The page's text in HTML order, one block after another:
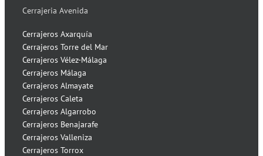
Cerrajeria Avenida
Cerrajeros Axarquía
Cerrajeros Torre del Mar
Cerrajeros Vélez-Málaga
Cerrajeros Málaga
Cerrajeros Almayate
Cerrajeros Caleta
Cerrajeros Algarrobo
Cerrajeros Benajarafe
Cerrajeros Valleniza
Cerrajeros Torrox